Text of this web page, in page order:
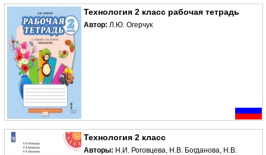
Технология 2 класс рабочая тетрадь
Автор: Л.Ю. Огерчук
Технология 2 класс
Авторы: Н.И. Роговцева, Н.В. Богданова, Н.В.